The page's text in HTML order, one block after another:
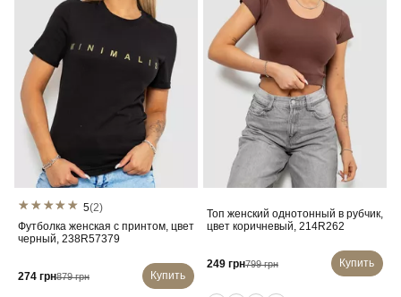
5(2)
Футболка женская с принтом, цвет
черный, 238R57379
274 грн879 грн Купить
Топ женский однотонный в рубчик,
цвет коричневый, 214R262
249 грн799 грн Купить